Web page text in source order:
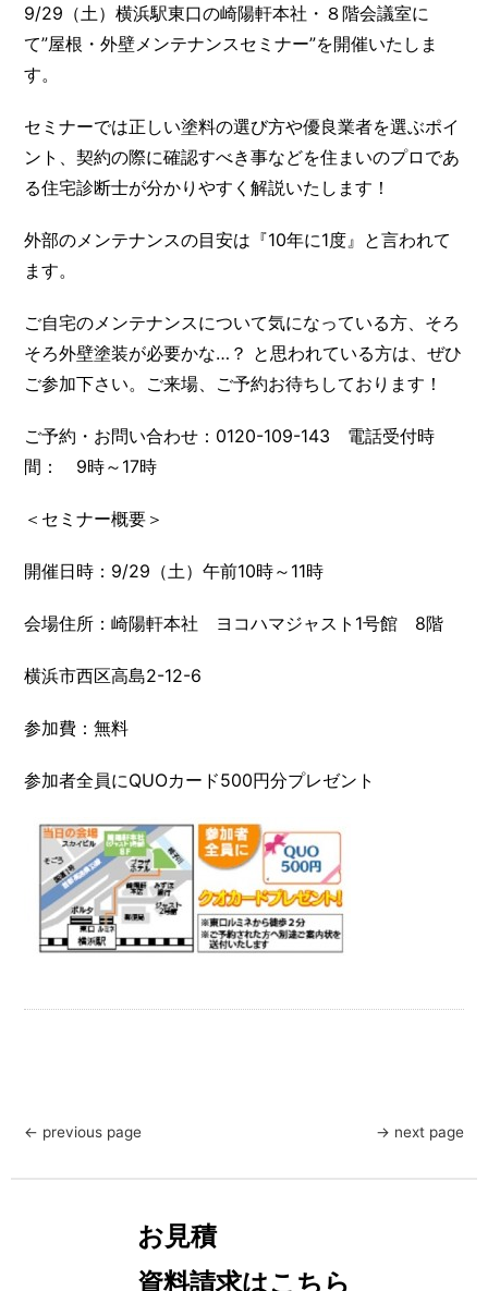
9/29（土）横浜駅東口の崎陽軒本社・８階会議室に
て”屋根・外壁メンテナンスセミナー”を開催いたしま
す。
セミナーでは正しい塗料の選び方や優良業者を選ぶポイ
ント、契約の際に確認すべき事などを住まいのプロであ
る住宅診断士が分かりやすく解説いたします！
外部のメンテナンスの目安は『10年に1度』と言われて
ます。
ご自宅のメンテナンスについて気になっている方、そろ
そろ外壁塗装が必要かな…？ と思われている方は、ぜひ
ご参加下さい。ご来場、ご予約お待ちしております！
ご予約・お問い合わせ：0120-109-143 電話受付時
間： 9時～17時
＜セミナー概要＞
開催日時：9/29（土）午前10時～11時
会場住所：崎陽軒本社 ヨコハマジャスト1号館 8階
横浜市西区高島2-12-6
参加費：無料
参加者全員にQUOカード500円分プレゼント
← previous page → next page
お見積
資料請求はこちら